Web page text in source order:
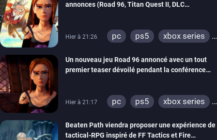
annonces (Road 96, Titan Quest II, DLC
Hier à 21:26 pc ps5
xbox series
xbox one
switch 2
Un nouveau jeu Road 96 annoncé avec un tout
premier teaser dévoilé pendant la conférence
Hier à 21:17 pc ps5
xbox series
xbox one
Beaten Path viendra proposer une expérience de
tactical-RPG inspiré de FF Tactics et Fire